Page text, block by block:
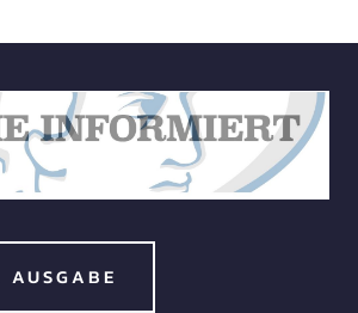
AUSGABE